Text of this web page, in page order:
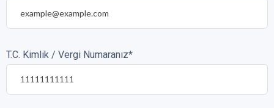
T.C. Kimlik / Vergi Numaranız*